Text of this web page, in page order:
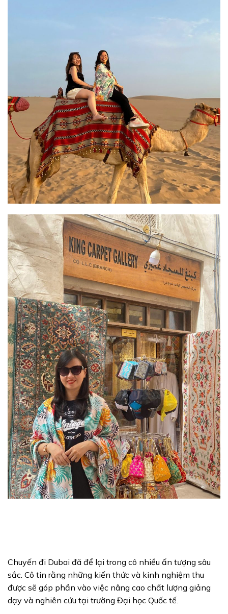
Chuyến đi Dubai đã để lại trong cô nhiều ấn tượng sâu
sắc. Cô tin rằng những kiến thức và kinh nghiệm thu
được sẽ góp phần vào việc nâng cao chất lượng giảng
dạy và nghiên cứu tại trường Đại học Quốc tế.